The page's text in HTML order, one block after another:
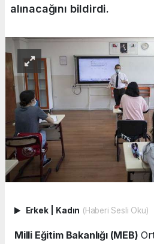
alınacağını bildirdi.
Erkek Kadın (Haberi Sesli Oku)
Milli Eğitim Bakanlığı (MEB)